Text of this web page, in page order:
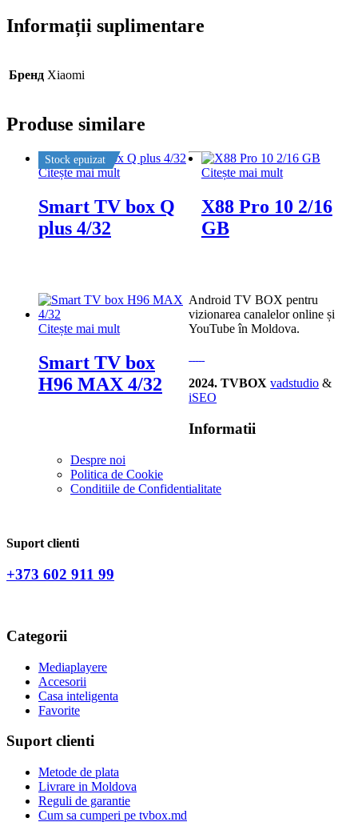
Informații suplimentare
Бренд Xiaomi
Produse similare
Stock epuizat
Citește mai mult
Smart TV box Q
plus 4/32
Citește mai mult
X88 Pro 10 2/16
GB
Citește mai mult
Smart TV box
H96 MAX 4/32
Android TV BOX pentru
vizionarea canalelor online și
YouTube în Moldova.
2024. TVBOXvadstudio &
iSEO
Informatii
Despre noi
Politica de Сookie
Conditiile de Confidentialitate
Suport clienti
+373 602 911 99
Categorii
Mediaplayere
Accesorii
Casa inteligenta
Favorite
Suport clienti
Metode de plata
Livrare in Moldova
Reguli de garantie
Cum sa cumperi pe tvbox.md